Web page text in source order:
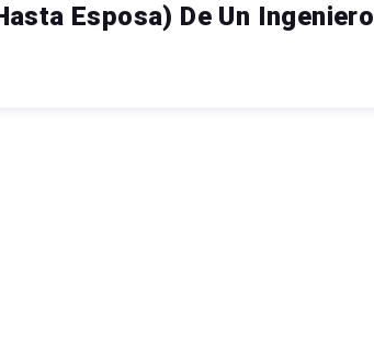
Esposa) De Un Ingeniero